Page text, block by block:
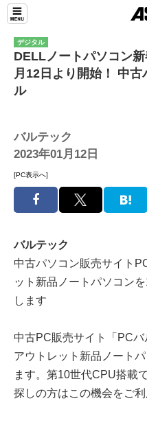
デジタル
DELLノートパソコン
月12日より開始！ 中
ル
バルテック
2023年01月12日
[PC表示へ]
バルテック
中古パソコン販売サイト
ット新品ノートパソコン
します
中古PC販売サイト「PC
アウトレット新品ノート
ます。第10世代CPU搭載
探しの方はこの機会をご利